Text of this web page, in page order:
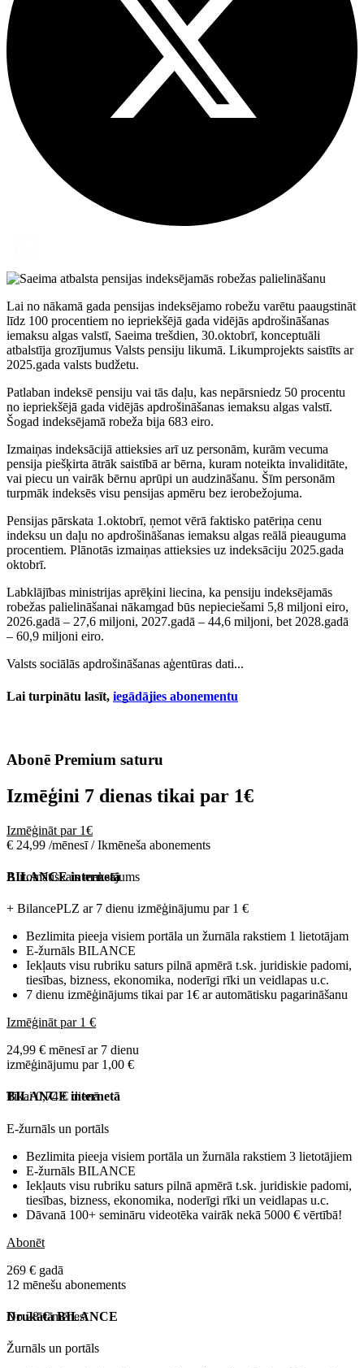
Lai no nākamā gada pensijas indeksējamo robežu varētu paaugstināt
līdz 100 procentiem no iepriekšējā gada vidējās apdrošināšanas
iemaksu algas valstī, Saeima trešdien, 30.oktobrī, konceptuāli
atbalstīja grozījumus Valsts pensiju likumā. Likumprojekts saistīts ar
2025.gada valsts budžetu.
Patlaban indeksē pensiju vai tās daļu, kas nepārsniedz 50 procentu
no iepriekšējā gada vidējās apdrošināšanas iemaksu algas valstī.
Šogad indeksējamā robeža bija 683 eiro.
Izmaiņas indeksācijā attieksies arī uz personām, kurām vecuma
pensija piešķirta ātrāk saistībā ar bērna, kuram noteikta invaliditāte,
vai piecu un vairāk bērnu aprūpi un audzināšanu. Šīm personām
turpmāk indeksēs visu pensijas apmēru bez ierobežojuma.
Pensijas pārskata 1.oktobrī, ņemot vērā faktisko patēriņa cenu
indeksu un daļu no apdrošināšanas iemaksu algas reālā pieauguma
procentiem. Plānotās izmaiņas attieksies uz indeksāciju 2025.gada
oktobrī.
Labklājības ministrijas aprēķini liecina, ka pensiju indeksējamās
robežas palielināšanai nākamgad būs nepieciešami 5,8 miljoni eiro,
2026.gadā – 27,6 miljoni, 2027.gadā – 44,6 miljoni, bet 2028.gadā
– 60,9 miljoni eiro.
Valsts sociālās apdrošināšanas aģentūras dati...
Lai turpinātu lasīt, iegādājies abonementu
Abonē Premium saturu
Izmēģini 7 dienas tikai par 1€
Izmēģināt par 1€
€ 24,99 /mēnesī / Ikmēneša abonements
Automātiskais maksājums
BILANCE internetā
+ BilancePLZ ar 7 dienu izmēģinājumu par 1 €
Bezlimita pieeja visiem portāla un žurnāla rakstiem 1 lietotājam
E-žurnāls BILANCE
Iekļauts visu rubriku saturs pilnā apmērā t.sk. juridiskie padomi,
tiesības, bizness, ekonomika, noderīgi rīki un veidlapas u.c.
7 dienu izmēģinājums tikai par 1€ ar automātisku pagarināšanu
Izmēģināt par 1 €
24,99 € mēnesī ar 7 dienu
izmēģinājumu par 1,00 €
Tikai 0,74 € dienā
BILANCE internetā
E-žurnāls un portāls
Bezlimita pieeja visiem portāla un žurnāla rakstiem 3 lietotājiem
E-žurnāls BILANCE
Iekļauts visu rubriku saturs pilnā apmērā t.sk. juridiskie padomi,
tiesības, bizness, ekonomika, noderīgi rīki un veidlapas u.c.
Dāvanā 100+ semināru videotēka vairāk nekā 5000 € vērtībā!
Abonēt
269 € gadā
12 mēnešu abonements
No 28 € mēnesī
Drukātā BILANCE
Žurnāls un portāls